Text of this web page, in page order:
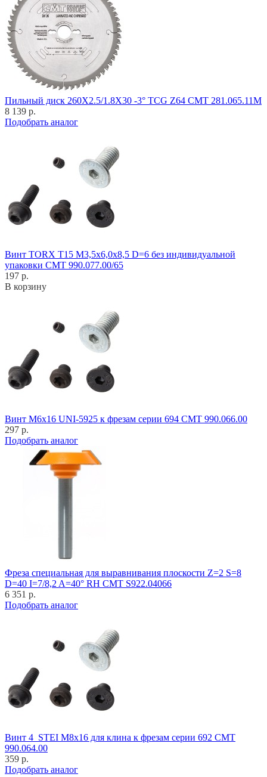
Пильный диск 260X2.5/1.8X30 -3° TCG Z64 CMT 281.065.11M
8 139 р.
Подобрать аналог
Винт TORX T15 M3,5x6,0x8,5 D=6 без индивидуальной
упаковки CMT 990.077.00/65
197 р.
В корзину
Винт M6x16 UNI-5925 к фрезам серии 694 CMT 990.066.00
297 р.
Подобрать аналог
Фреза специальная для выравнивания плоскости Z=2 S=8
D=40 I=7/8,2 A=40° RH CMT S922.04066
6 351 р.
Подобрать аналог
Винт 4_STEI M8x16 для клина к фрезам серии 692 CMT
990.064.00
359 р.
Подобрать аналог